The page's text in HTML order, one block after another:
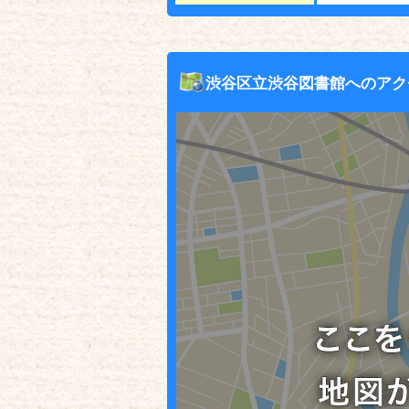
渋谷区立渋谷図書館へのア